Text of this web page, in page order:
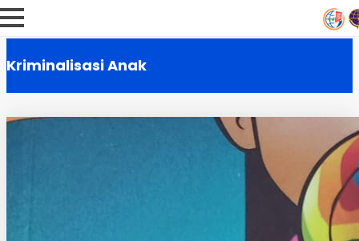
Kriminalisasi Anak